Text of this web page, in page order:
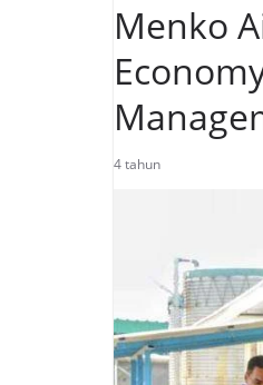
Menko
4 tahun